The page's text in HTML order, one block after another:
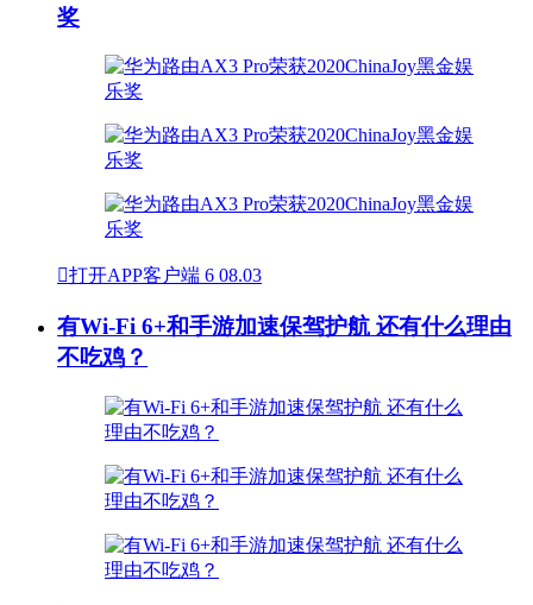
奖
打开APP客户端 6 08.03
有Wi-Fi 6+和手游加速保驾护航 还有什么理由
不吃鸡？